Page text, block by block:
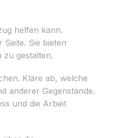
helfen kann.
Seite. Sie bieten
zu gestalten.
Kläre ab, welche
anderer Gegenstände.
und die Arbeit